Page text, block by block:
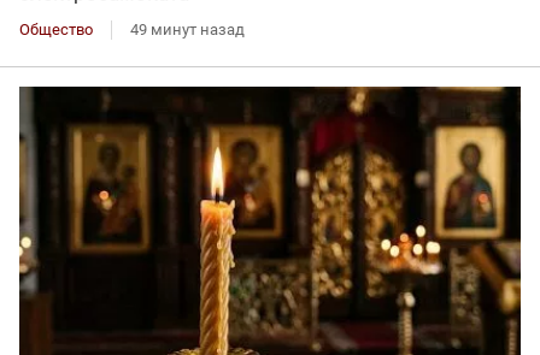
Общество 49 минут назад